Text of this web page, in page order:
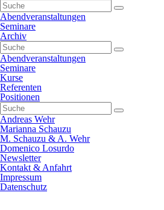
Abendveranstaltungen
Seminare
Archiv
Abendveranstaltungen
Seminare
Kurse
Referenten
Positionen
Andreas Wehr
Marianna Schauzu
M. Schauzu & A. Wehr
Domenico Losurdo
Newsletter
Kontakt & Anfahrt
Impressum
Datenschutz